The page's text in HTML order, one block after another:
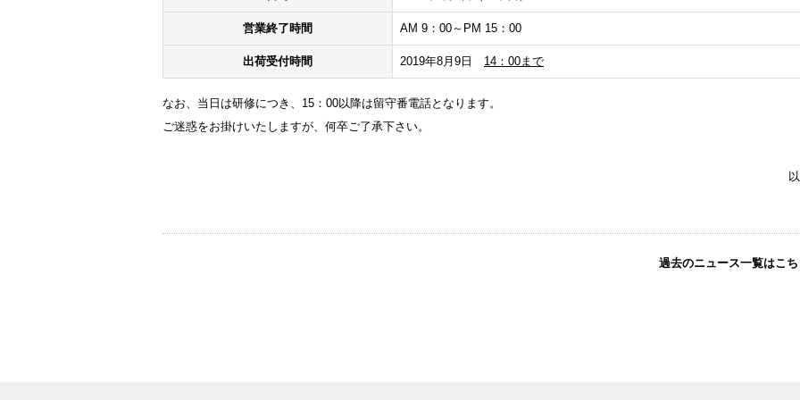
営業終了時間 AM 9：00～PM 15：00
出荷受付時間 2019年8月9日 14：00まで
なお、当日は研修につき、15：00以降は留守番電話となります。
ご迷惑をお掛けいたしますが、何卒ご了承下さい。
過去のニュース一覧はこ